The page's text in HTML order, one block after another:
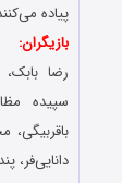
پیاده
بازیگران:
رضا
سپیده
باقربیگی،
دانایی‌فر،